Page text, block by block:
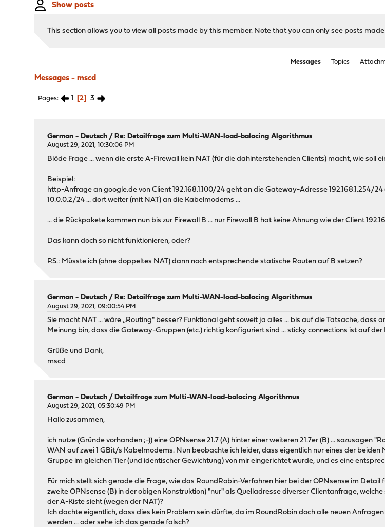
Show posts
This section allows you to view all posts made by this member. Note that you can only see posts
Messages Topics
Messages - mscd
Pages 1 2 3
German - Deutsch /Re: Detailfrage zum Multi-WAN-load-balacing Algorithmus
August 29, 2021, 10:30:06 PM
Blöde Frage ... wenn die erste A-Firewall kein NAT (für die dahinterstehenden Clients) macht, wie soll
Beispiel:
http-Anfrage angoogle.de von Client 192.168.1.100/24 geht an die Gateway-Adresse 192.168.1.254/
10.0.0.2/24 ... dort weiter (mit NAT) an die Kabelmodems ...
... die Rückpakete kommen nun bis zur Firewall B ... nur Firewall B hat keine Ahnung wie der Client
Das kann doch so nicht funktionieren, oder?
P.S.: Müsste ich (ohne doppeltes NAT) dann noch entsprechende statische Routen auf B setzen?
German - Deutsch /Re: Detailfrage zum Multi-WAN-load-balacing Algorithmus
August 29, 2021, 09:00:54 PM
Sie macht NAT ... wäre ,,Routing" besser? Funktional geht soweit ja alles ... bis auf die Tatsache,
Meinung bin, dass die Gateway-Gruppen (etc.) richtig konfiguriert sind ... sticky connections ist auf der
Grüße und Dank,
mscd
German - Deutsch /Detailfrage zum Multi-WAN-load-balacing Algorithmus
August 29, 2021, 05:30:49 PM
Hallo zusammen,
ich nutze (Gründe vorhanden ;-)) eine OPNsense 21.7 (A) hinter einer weiteren 21.7er (B) ...
WAN auf zwei 1 GBit/s Kabelmodems. Nun beobachte ich leider, dass eigentlich nur eines der
Gruppe im gleichen Tier (und identischer Gewichtung) von mir eingerichtet wurde, und es eine
Für mich stellt sich gerade die Frage, wie das RoundRobin-Verfahren hier bei der OPNsense im
zweite OPNsense (B) in der obigen Konstruktion) "nur" als Quelladresse diverser Clientanfrage,
der A-Kiste sieht (wegen der NAT)?
Ich dachte eigentlich, dass dies kein Problem sein dürfte, da im RoundRobin doch alle neuen
werden ... oder sehe ich das gerade falsch?